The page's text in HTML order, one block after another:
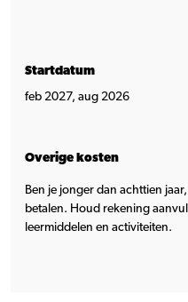
Startdatum
feb 2027, aug 2026
Overige kosten
Ben je jonger dan achttien
betalen. Houd rekening
leermiddelen en activiteiten.